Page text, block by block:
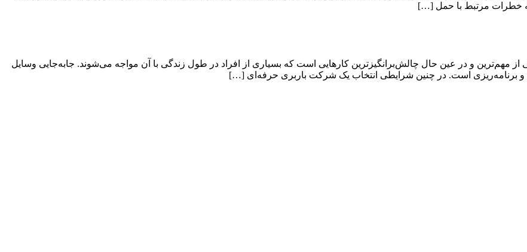
خطرات مرتبط با حمل […]
مهم‌ترین و در عین حال چالش‌برانگیزترین کارهایی است که بسیاری از افراد در طول زندگی با آن مواجه می‌شوند. جابه‌جایی وسایل
و برنامه‌ریزی است. در چنین شرایطی انتخاب یک شرکت باربری حرفه‌ای […]